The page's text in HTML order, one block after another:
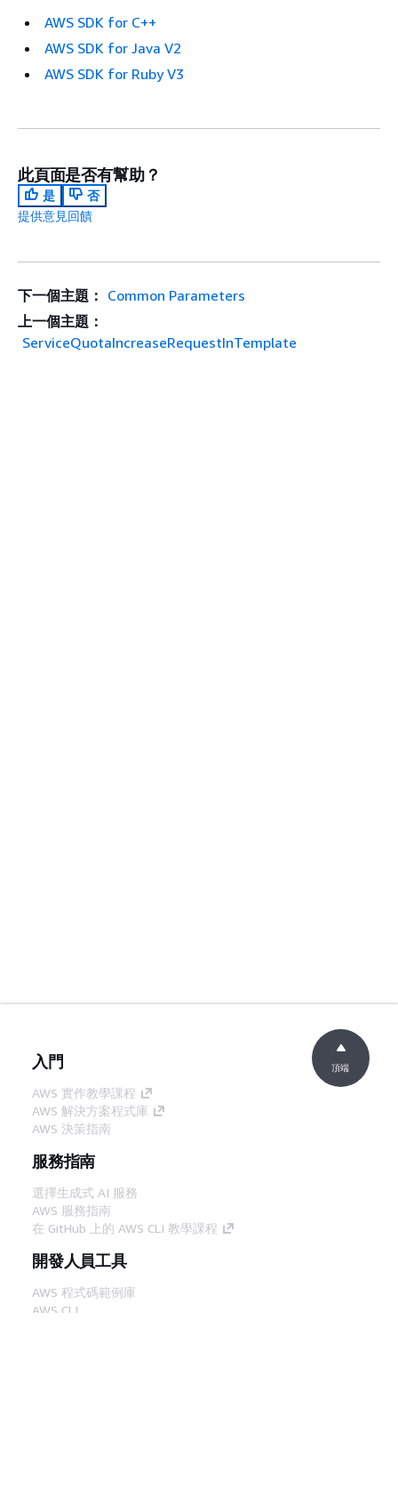
AWS SDK for C++
AWS SDK for Java V2
AWS SDK for Ruby V3
此頁面是否有幫助？
是
否
提供意見回饋
下一個主題： Common Parameters
上一個主題：
ServiceQuotaIncreaseRequestInTemplate
入門
AWS 實作教學課程
AWS 解決方案程式庫
AWS 決策指南
服務指南
選擇生成式 AI 服務
AWS 服務指南
在 GitHub 上的 AWS CLI 教學課程
開發人員工具
AWS 程式碼範例庫
AWS CLI
頂端